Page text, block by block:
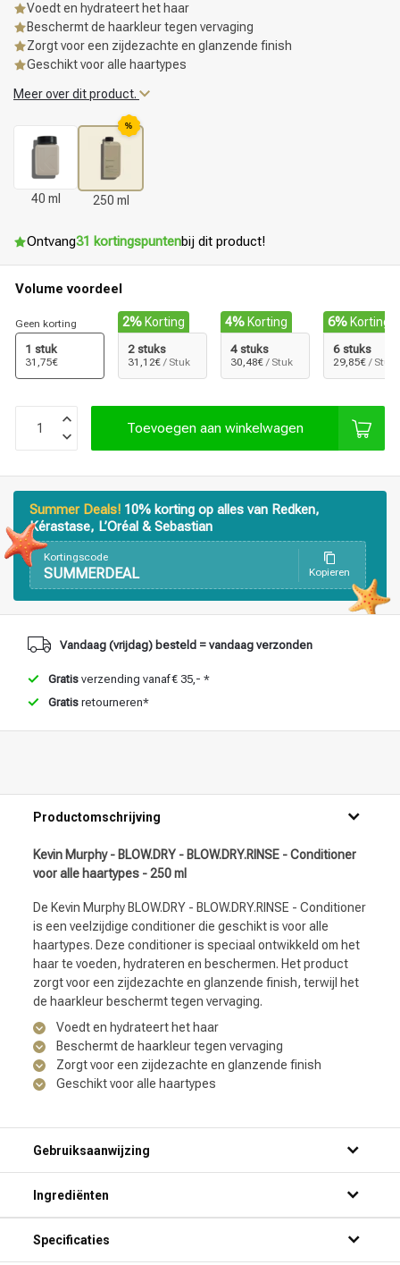
Haarstyling Haarkleuring
Voedt en hydrateert het haar
Beschermt de haarkleur tegen vervaging
Zorgt voor een zijdezachte en glanzende finish
Geschikt voor alle haartypes
Meer over dit product.
40 ml
%
250 ml
Ontvang31 kortingspuntenbij dit product!
Volume voordeel
Geen korting
1 stuk
31,75€
2% Korting
2 stuks
31,12€ / Stuk
4% Korting
4 stuks
30,48€ / Stuk
6% Korting
6 stuks
29,85€ / Stuk
Toevoegen aan winkelwagen
Summer Deals! 10% korting op alles van Redken,
Kérastase, L’Oréal & Sebastian
Kortingscode
SUMMERDEAL Kopieren
Vandaag (vrijdag) besteld = vandaag verzonden
Gratis verzending vanaf € 35,- *
Gratis retourneren*
Productomschrijving
Kevin Murphy - BLOW.DRY - BLOW.DRY.RINSE - Conditioner
voor alle haartypes - 250 ml
De Kevin Murphy BLOW.DRY - BLOW.DRY.RINSE - Conditioner
is een veelzijdige conditioner die geschikt is voor alle
haartypes. Deze conditioner is speciaal ontwikkeld om het
haar te voeden, hydrateren en beschermen. Het product
zorgt voor een zijdezachte en glanzende finish, terwijl het
de haarkleur beschermt tegen vervaging.
Voedt en hydrateert het haar
Beschermt de haarkleur tegen vervaging
Zorgt voor een zijdezachte en glanzende finish
Geschikt voor alle haartypes
Gebruiksaanwijzing
Ingrediënten
Specificaties